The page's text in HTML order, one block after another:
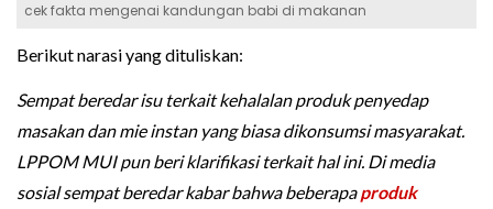
cek fakta mengenai kandungan babi di makanan
Berikut narasi yang dituliskan:
Sempat beredar isu terkait kehalalan produk penyedap
masakan dan mie instan yang biasa dikonsumsi masyarakat.
LPPOM MUI pun beri klarifikasi terkait hal ini. Di media
sosial sempat beredar kabar bahwa beberapaproduk